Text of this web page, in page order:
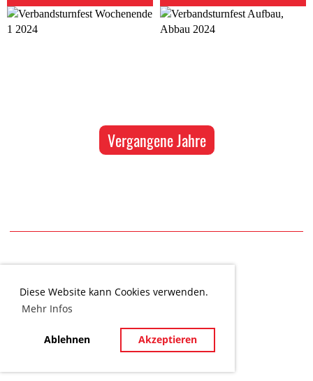
Diese Website kann Cookies verwenden.
Mehr Infos
Ablehnen Akzeptieren
Vergangene Jahre
Impressum
Datenschutz